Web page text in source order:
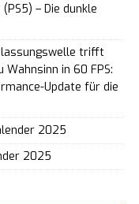
– Die dunkle
trifft
Wahnsinn in 60 FPS:
Update für die
2025
2025